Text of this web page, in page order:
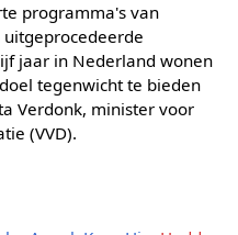
programma's van
jaar in Nederland wonen
tegenwicht te bieden
Verdonk, minister voor
(VVD).